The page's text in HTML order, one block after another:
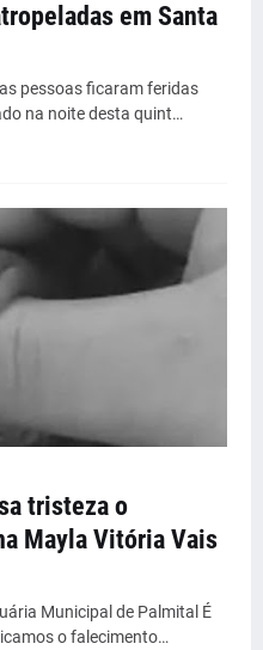
em Santa
pessoas ficaram feridas
na noite desta quint…
tristeza o
Mayla Vitória Vais
Municipal de Palmital É
o falecimento…